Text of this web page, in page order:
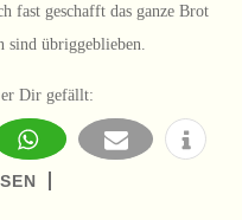
fast geschafft das ganze Brot
sind übriggeblieben.
er Dir gefällt: